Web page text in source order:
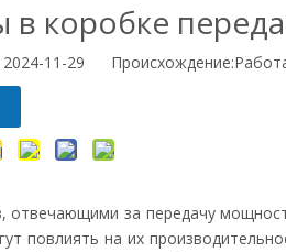
в коробке
11-29 Происхождение:
за передачу
повлиять на их